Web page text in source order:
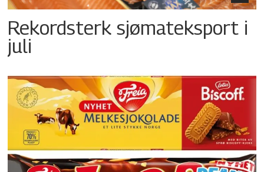
Rekordsterk sjømateksport i
juli